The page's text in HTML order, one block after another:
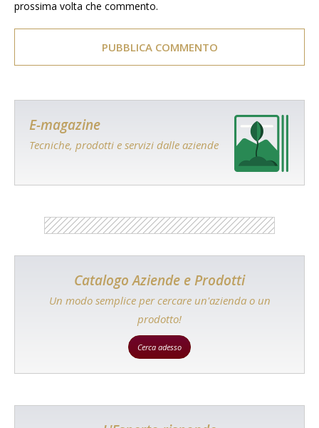
prossima volta che commento.
E-magazine
Tecniche, prodotti e servizi dalle aziende
Catalogo Aziende e Prodotti
Un modo semplice per cercare un'azienda o un
prodotto!
Cerca adesso